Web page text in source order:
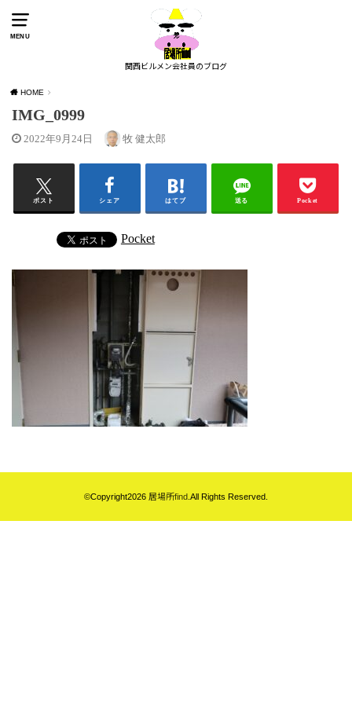
MENU
関西ビルメン会社員のブログ
HOME
IMG_0999
2022年9月24日 牧 健太郎
ポスト シェア はてブ 送る Pocket
Pocket
©Copyright2026 居場所find.All Rights Reserved.